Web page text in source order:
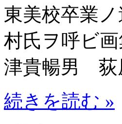
東美校卒業
村氏ヲ呼ビ
津貴暢男 荻
続きを読む »